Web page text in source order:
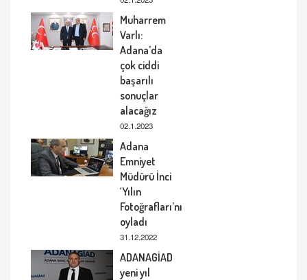
Muharrem
Varlı:
Adana’da
çok ciddi
başarılı
sonuçlar
alacağız
02.1.2023
Adana
Emniyet
Müdürü İnci
‘Yılın
Fotoğrafları’nı
oyladı
31.12.2022
ADANAGİAD
yeni yıl